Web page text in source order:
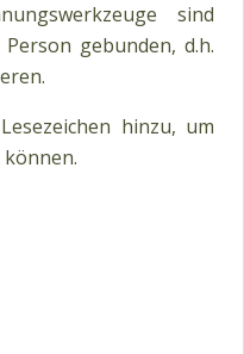
sind
gebunden, d.h.
hinzu, um